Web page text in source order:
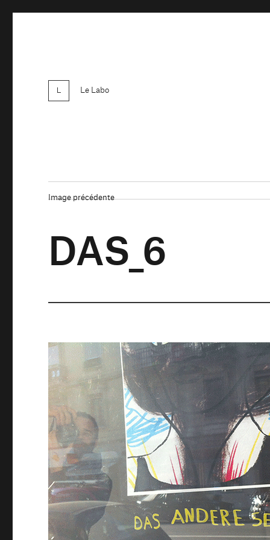
Le Labo
Image précédente
DAS_6